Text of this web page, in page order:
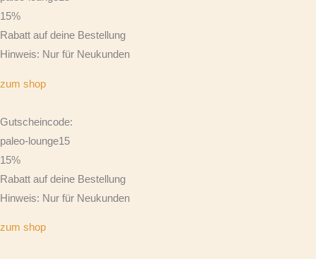
15%
Rabatt auf deine Bestellung
Hinweis: Nur für Neukunden
zum shop
Gutscheincode:
paleo-lounge15
15%
Rabatt auf deine Bestellung
Hinweis: Nur für Neukunden
zum shop